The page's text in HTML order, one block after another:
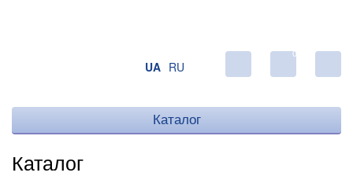
UA RU
0
Каталог
Каталог